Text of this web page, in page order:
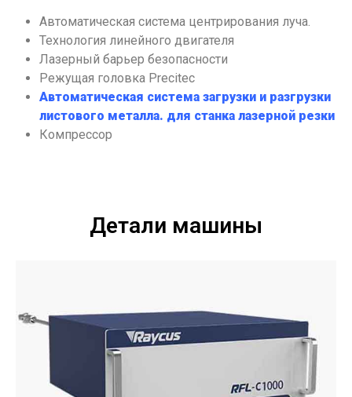
Автоматическая система центрирования луча.
Технология линейного двигателя
Лазерный барьер безопасности
Режущая головка Precitec
Автоматическая система загрузки и разгрузки
листового металла. для станка лазерной резки
Компрессор
Детали машины